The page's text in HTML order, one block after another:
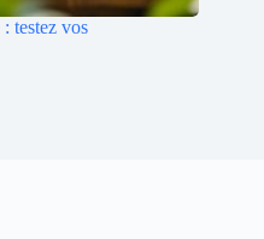
testez vos